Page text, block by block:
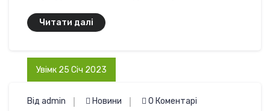
Читати далі
Увімк 25 Січ 2023
Від admin Новини 0 Коментарі